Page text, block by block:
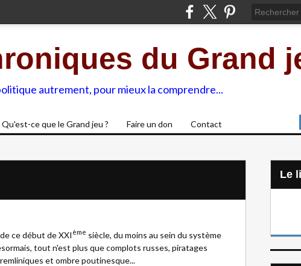
du Grand
autrement, pour mieux la comprendre...
Qu'est-ce que le Grand jeu ? Faire un don Contact
ce début de XXI ème siècle, du moins au sein du système
tout n'est plus que complots russes, piratages
et ombre poutinesque...
Le